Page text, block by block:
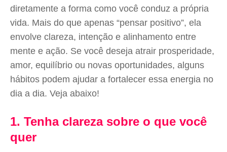
diretamente a forma como você conduz a própria
vida. Mais do que apenas “pensar positivo”, ela
envolve clareza, intenção e alinhamento entre
mente e ação. Se você deseja atrair prosperidade,
amor, equilíbrio ou novas oportunidades, alguns
hábitos podem ajudar a fortalecer essa energia no
dia a dia. Veja abaixo!
1. Tenha clareza sobre o que você
quer